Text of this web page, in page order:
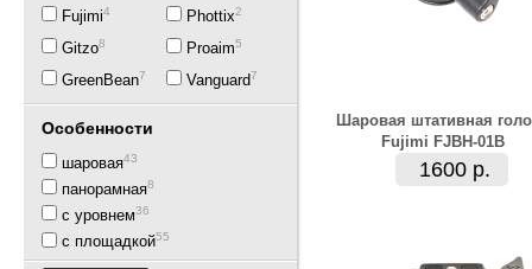
Fujimi4
Gitzo8
GreenBean7
Phottix2
Proaim5
Vanguard7
Особенности
шаровая43
панорамная8
с уровнем36
с площадкой55
Шаровая штативная
Fujimi FJBH-01B
1600 р.